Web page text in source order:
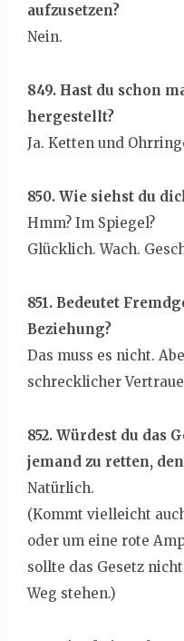
aufzusetzen?
Nein.
849. Hast du schon
hergestellt?
Ja. Ketten und
850. Wie siehst du
Hmm? Im Spiegel?
Glücklich. Wach.
851. Bedeutet
Beziehung?
Das muss es nicht.
schrecklicher
852. Würdest du das
jemand zu retten,
Natürlich.
(Kommt vielleicht
oder um eine rote
sollte das Gesetz
Weg stehen.)